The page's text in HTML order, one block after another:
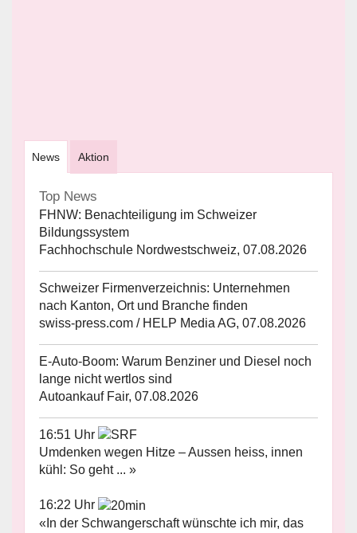
News Aktion
Top News
FHNW: Benachteiligung im Schweizer
Bildungssystem
Fachhochschule Nordwestschweiz, 07.08.2026
Schweizer Firmenverzeichnis: Unternehmen
nach Kanton, Ort und Branche finden
swiss-press.com / HELP Media AG, 07.08.2026
E-Auto-Boom: Warum Benziner und Diesel noch
lange nicht wertlos sind
Autoankauf Fair, 07.08.2026
16:51 Uhr
Umdenken wegen Hitze – Aussen heiss, innen
kühl: So geht ... »
16:22 Uhr
«In der Schwangerschaft wünschte ich mir, das